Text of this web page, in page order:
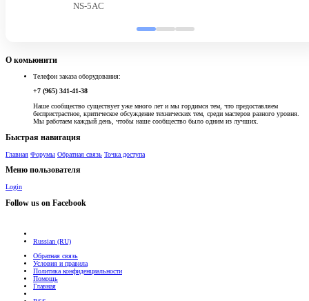
NS-5AC
О комьюнити
Телефон заказа оборудования:
+7 (965) 341-41-38
Наше сообщество существует уже много лет и мы гордимся тем, что предоставляем
беспристрастное, критическое обсуждение технических тем, среди мастеров разного уровня.
Мы работаем каждый день, чтобы наше сообщество было одним из лучших.
Быстрая навигация
Главная Форумы Обратная связь Точка доступа
Меню пользователя
Login
Follow us on Facebook
Russian (RU)
Обратная связь
Условия и правила
Политика конфиденциальности
Помощь
Главная